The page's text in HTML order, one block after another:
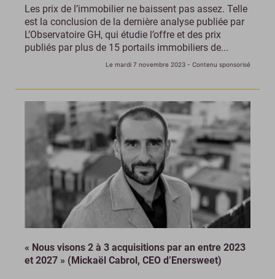
Les prix de l’immobilier ne baissent pas assez. Telle
est la conclusion de la dernière analyse publiée par
L’Observatoire GH, qui étudie l’offre et des prix
publiés par plus de 15 portails immobiliers de...
Le mardi 7 novembre 2023 - Contenu sponsorisé
« Nous visons 2 à 3 acquisitions par an entre 2023
et 2027 » (Mickaël Cabrol, CEO d’Enersweet)